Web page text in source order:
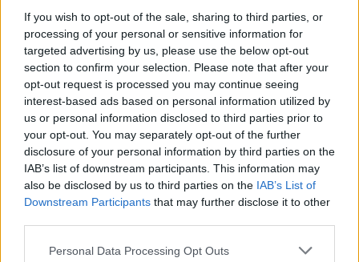
If you wish to opt-out of the sale, sharing to third parties, or
processing of your personal or sensitive information for
targeted advertising by us, please use the below opt-out
section to confirm your selection. Please note that after your
opt-out request is processed you may continue seeing
interest-based ads based on personal information utilized by
us or personal information disclosed to third parties prior to
your opt-out. You may separately opt-out of the further
disclosure of your personal information by third parties on the
IAB’s list of downstream participants. This information may
also be disclosed by us to third parties on the IAB’s List of
Downstream Participants that may further disclose it to other
Personal Data Processing Opt Outs
VW: Η δύσκολη εξίσωση της
αναδιάρθρωσης
Alpha Bank: Για πρώτη φορά το
Αρχαίο Θέατρο Επιδαύρου
άνοιξε τις πύλες του σε όλους
ESG Report 2025: Πώς η ΑΒ Βασιλόπουλος μετατρέπει τη
βιωσιμότητα σε καθημερινή πράξη
Stoiximan: «Πού ήσουν;» στις μεγάλες στιγμές του Ολυμπιακού